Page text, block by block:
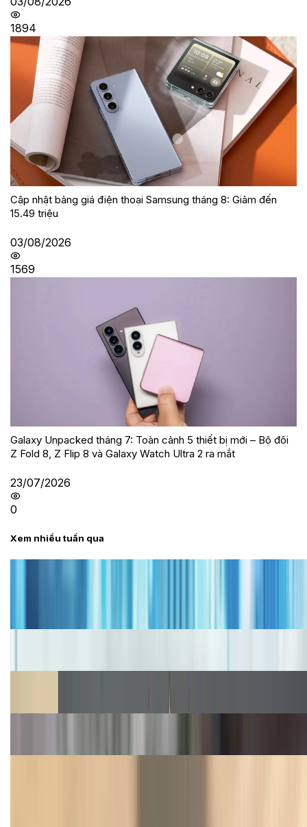
1894
Cập nhật bảng giá điện thoại Samsung tháng 8: Giảm đến
15.49 triệu
03/08/2026
1569
Galaxy Unpacked tháng 7: Toàn cảnh 5 thiết bị mới – Bộ đôi
Z Fold 8, Z Flip 8 và Galaxy Watch Ultra 2 ra mắt
23/07/2026
0
Xem nhiều tuần qua